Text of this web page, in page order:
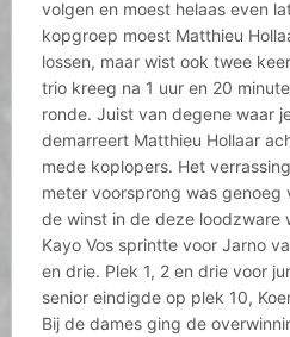
volgen en moest helaas even
kopgroep moest Matthieu
lossen, maar wist ook twee
trio kreeg na 1 uur en 20
ronde. Juist van degene waar
demarreert Matthieu Hollaar
mede koplopers. Het
meter voorsprong was genoeg
de winst in de deze loodzware
Kayo Vos sprintte voor Jarno
en drie. Plek 1, 2 en drie voor
senior eindigde op plek 10,
Bij de dames ging de